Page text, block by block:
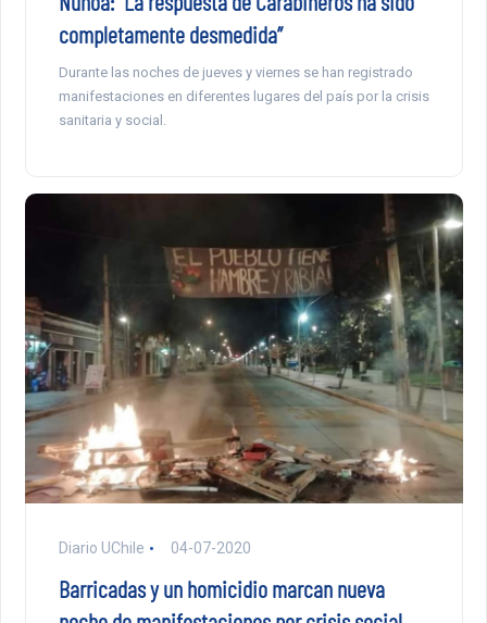
completamente desmedida”
Durante las noches de jueves y viernes se han registrado
manifestaciones en diferentes lugares del país por la crisis
sanitaria y social.
Diario UChile 04-07-2020
Barricadas y un homicidio marcan nueva